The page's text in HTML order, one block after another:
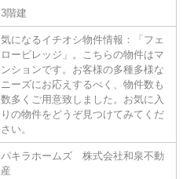
3階建
気になるイチオシ物件情報：「フェ
ロービレッジ」。こちらの物件はマ
ンションです。お客様の多種多様な
ニーズにお応えするべく、物件数も
数多くご用意致しました。お気に入
りの物件をどうぞ見つけてみてくだ
さい。
パキラホームズ 株式会社和泉不動
産